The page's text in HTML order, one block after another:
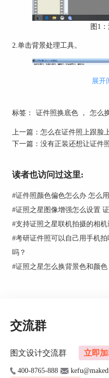
图1
2.单击背景处理工具。
3.使用魔术棒工具，清
域，滚动鼠标可以调整
后，点击“处理”。
展开
标签： 证件照换底色 ， 怎么
上一篇： 怎么在证件照上跟脸
下一篇： 没有正装还想让证件
读者也访问过这里:
#证件照颜色偏色怎么办 怎么
#证照之星图像增强怎么设置
#支持证照之星联机拍摄的相机
#考研证件照可以自己用手机
吗？
#证照之星怎么换背景色和颜
交流群
图文设计交流群 立即
400-8765-888